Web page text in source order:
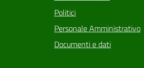
Politici
Personale Amministrativo
Documenti e dati